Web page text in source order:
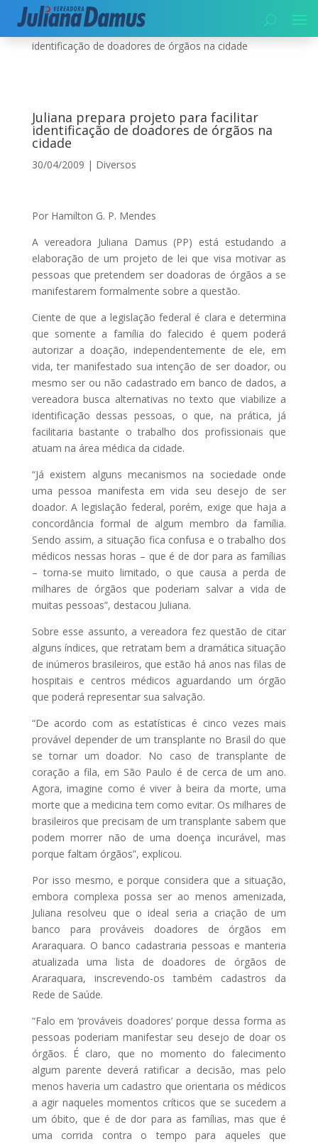
Início|Diversos|Juliana prepara projeto para facilitar
identificação de doadores de órgãos na cidade
Juliana prepara projeto para facilitar
identificação de doadores de órgãos na
cidade
30/04/2009 | Diversos
Por Hamilton G. P. Mendes
A vereadora Juliana Damus (PP) está estudando a
elaboração de um projeto de lei que visa motivar as
pessoas que pretendem ser doadoras de órgãos a se
manifestarem formalmente sobre a questão.
Ciente de que a legislação federal é clara e determina
que somente a família do falecido é quem poderá
autorizar a doação, independentemente de ele, em
vida, ter manifestado sua intenção de ser doador, ou
mesmo ser ou não cadastrado em banco de dados, a
vereadora busca alternativas no texto que viabilize a
identificação dessas pessoas, o que, na prática, já
facilitaria bastante o trabalho dos profissionais que
atuam na área médica da cidade.
“Já existem alguns mecanismos na sociedade onde
uma pessoa manifesta em vida seu desejo de ser
doador. A legislação federal, porém, exige que haja a
concordância formal de algum membro da família.
Sendo assim, a situação fica confusa e o trabalho dos
médicos nessas horas – que é de dor para as famílias
– torna-se muito limitado, o que causa a perda de
milhares de órgãos que poderiam salvar a vida de
muitas pessoas”, destacou Juliana.
Sobre esse assunto, a vereadora fez questão de citar
alguns índices, que retratam bem a dramática situação
de inúmeros brasileiros, que estão há anos nas filas de
hospitais e centros médicos aguardando um órgão
que poderá representar sua salvação.
“De acordo com as estatísticas é cinco vezes mais
provável depender de um transplante no Brasil do que
se tornar um doador. No caso de transplante de
coração a fila, em São Paulo é de cerca de um ano.
Agora, imagine como é viver à beira da morte, uma
morte que a medicina tem como evitar. Os milhares de
brasileiros que precisam de um transplante sabem que
podem morrer não de uma doença incurável, mas
porque faltam órgãos”, explicou.
Por isso mesmo, e porque considera que a situação,
embora complexa possa ser ao menos amenizada,
Juliana resolveu que o ideal seria a criação de um
banco para prováveis doadores de órgãos em
Araraquara. O banco cadastraria pessoas e manteria
atualizada uma lista de doadores de órgãos de
Araraquara, inscrevendo-os também cadastros da
Rede de Saúde.
“Falo em ‘prováveis doadores’ porque dessa forma as
pessoas poderiam manifestar seu desejo de doar os
órgãos. É claro, que no momento do falecimento
algum parente deverá ratificar a decisão, mas pelo
menos haveria um cadastro que orientaria os médicos
a agir naqueles momentos críticos que se sucedem a
um óbito, que é de dor para as famílias, mas que é
uma corrida contra o tempo para aqueles que